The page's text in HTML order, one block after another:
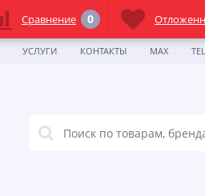
УСЛУГИ КОНТАКТЫ MAX
Сравнение 0